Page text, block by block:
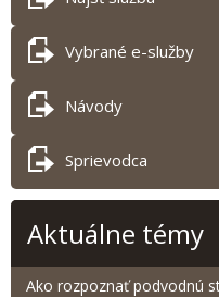
Vybrané e-služby
Návody
Sprievodca
Aktuálne témy
Ako rozpoznať podvodnú